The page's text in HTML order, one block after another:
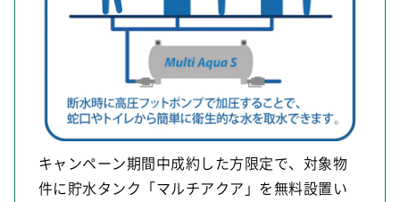
キャンペーン期間中成約した方限定で、対象物
件に貯水タンク「マルチアクア」を無料設置い